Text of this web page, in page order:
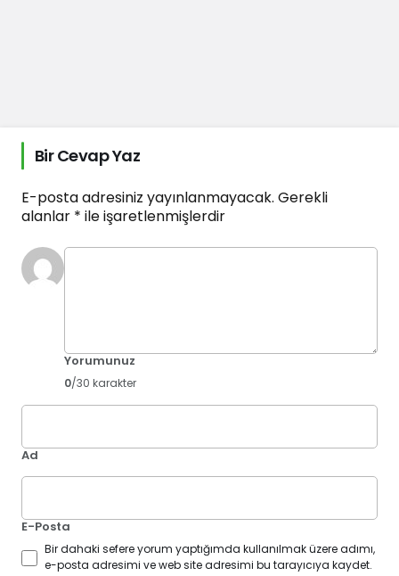
Bir Cevap Yaz
E-posta adresiniz yayınlanmayacak. Gerekli
alanlar * ile işaretlenmişlerdir
Yorumunuz
0/30 karakter
Ad
E-Posta
Bir dahaki sefere yorum yaptığımda kullanılmak üzere adımı,
e-posta adresimi ve web site adresimi bu tarayıcıya kaydet.